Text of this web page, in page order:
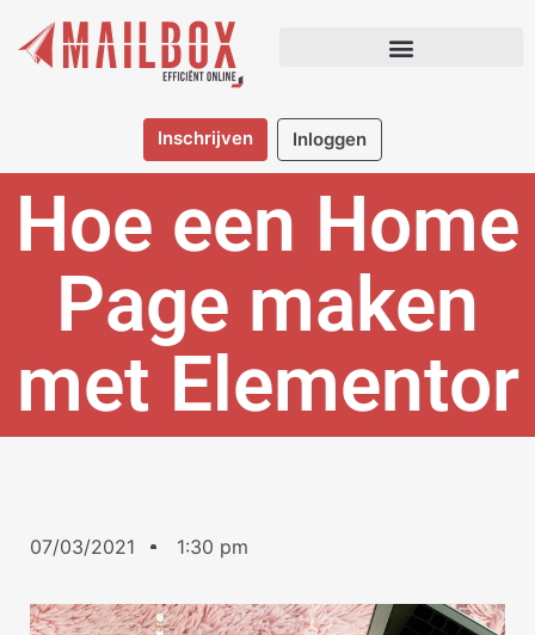
Inschrijven Inloggen
Hoe een Home
Page maken
met Elementor
07/03/2021 1:30 pm